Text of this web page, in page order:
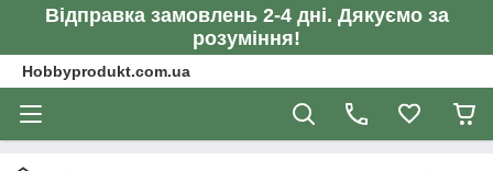
Відправка замовлень 2-4 дні. Дякуємо за
розуміння!
Hobbyprodukt.com.ua